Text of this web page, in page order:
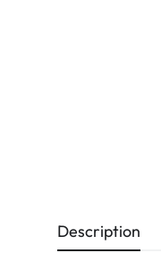
Description